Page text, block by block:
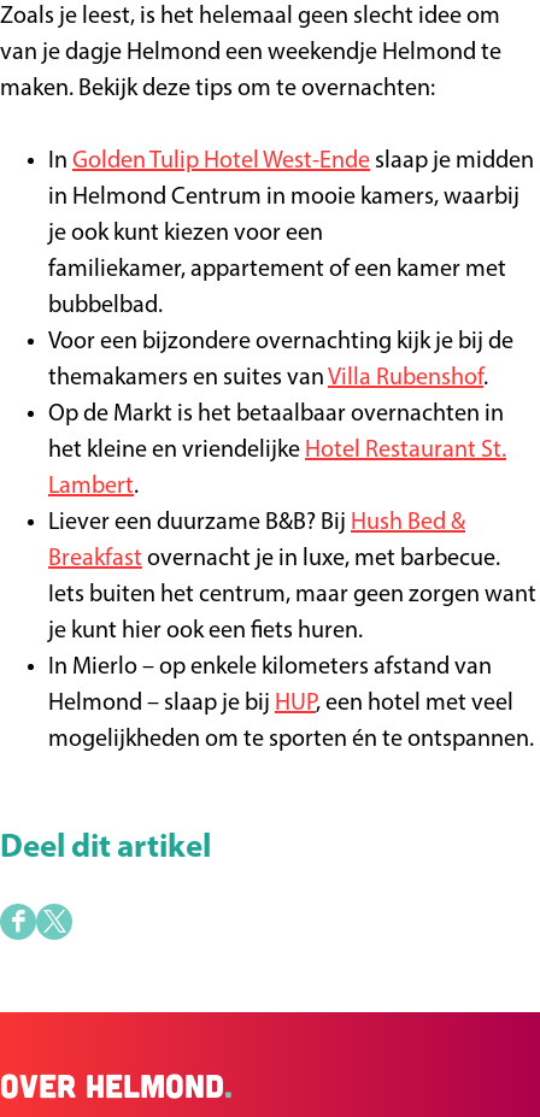
Zoals je leest, is het helemaal geen slecht idee om
van je dagje Helmond een weekendje Helmond te
maken. Bekijk deze tips om te overnachten:
In Golden Tulip Hotel West-Ende slaap je midden
in Helmond Centrum in mooie kamers, waarbij
je ook kunt kiezen voor een
familiekamer, appartement of een kamer met
bubbelbad.
Voor een bijzondere overnachting kijk je bij de
themakamers en suites van Villa Rubenshof.
Op de Markt is het betaalbaar overnachten in
het kleine en vriendelijke Hotel Restaurant St.
Lambert.
Liever een duurzame B&B? Bij Hush Bed &
Breakfast overnacht je in luxe, met barbecue.
Iets buiten het centrum, maar geen zorgen want
je kunt hier ook een fiets huren.
In Mierlo – op enkele kilometers afstand van
Helmond – slaap je bij HUP, een hotel met veel
mogelijkheden om te sporten én te ontspannen.
Deel dit artikel
D
e
d
D
e
d
Over Helmond.